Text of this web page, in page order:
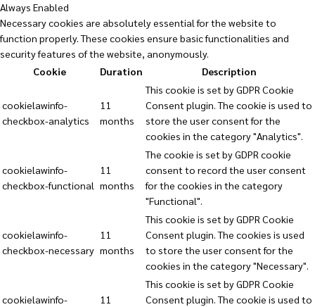
Always Enabled
Necessary cookies are absolutely essential for the website to
function properly. These cookies ensure basic functionalities and
security features of the website, anonymously.
Cookie
Duration Description
cookielawinfo-
checkbox-analytics
11
months
This cookie is set by GDPR Cookie
Consent plugin. The cookie is used to
store the user consent for the
cookies in the category "Analytics".
cookielawinfo-
checkbox-functional
11
months
The cookie is set by GDPR cookie
consent to record the user consent
for the cookies in the category
"Functional".
cookielawinfo-
checkbox-necessary
11
months
This cookie is set by GDPR Cookie
Consent plugin. The cookies is used
to store the user consent for the
cookies in the category "Necessary".
cookielawinfo-
11
This cookie is set by GDPR Cookie
Consent plugin. The cookie is used to